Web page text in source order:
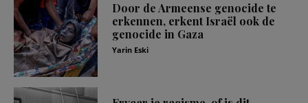
Door de Armeense genocide te
erkennen, erkent Israël ook de
genocide in Gaza
Yarin Eski